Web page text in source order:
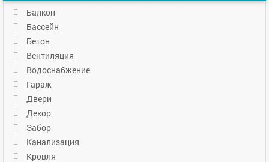
Балкон
Бассейн
Бетон
Вентиляция
Водоснабжение
Гараж
Двери
Декор
Забор
Канализация
Кровля